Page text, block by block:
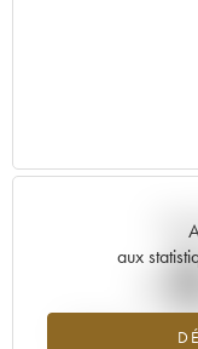
aux-
Tendance à la